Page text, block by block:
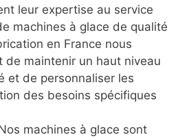
leur expertise au service
machines à glace de qualité
en France nous
de maintenir un haut niveau
et de personnaliser les
des besoins spécifiques
machines à glace sont